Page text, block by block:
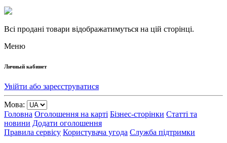
Всі продані товари відображатимуться на цій сторінці.
Меню
Личный кабинет
Увійти або зареєструватися
Мова:
Головна Оголошення на карті Бізнес-сторінки Статті та
новини Додати оголошення
Правила сервісу Користувача угода Служба підтримки